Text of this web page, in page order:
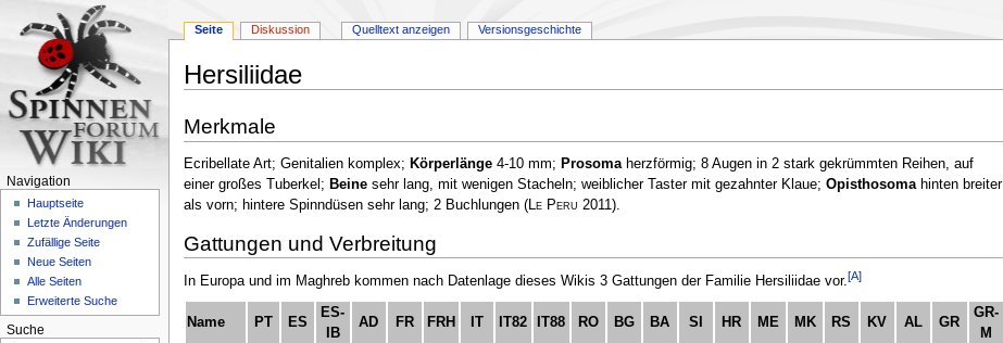
Hersiliidae
Navigation
springen
Suche
springen
Merkmale
Ecribellate Art; Genitalien komplex; Körperlänge4-10 mm; Prosomaherzförmig; 8 Augen in 2 stark gekrümmten Reihen, auf
einer großes Tuberkel; Beinesehr lang, mit wenigen Stacheln; weiblicher Taster mit gezahnter Klaue; Opisthosomahinten breiter
als vorn; hintere Spinndüsen sehr lang; 2 Buchlungen (Le Peru 2011).
Gattungen und Verbreitung
In Europa und im Maghreb kommen nach Datenlage dieses Wikis 3 Gattungen der Familie Hersiliidae vor.[A]
Name PT ES
ES-
IB
AD FR FRH IT IT82 IT88 RO BG BA SI HR ME MK RS KV AL GR
GR-
M
Seite Diskussion Quelltext anzeigen Versionsgeschichte
Navigation
Hauptseite
Letzte Änderungen
Zufällige Seite
Neue Seiten
Alle Seiten
Erweiterte Suche
Suche